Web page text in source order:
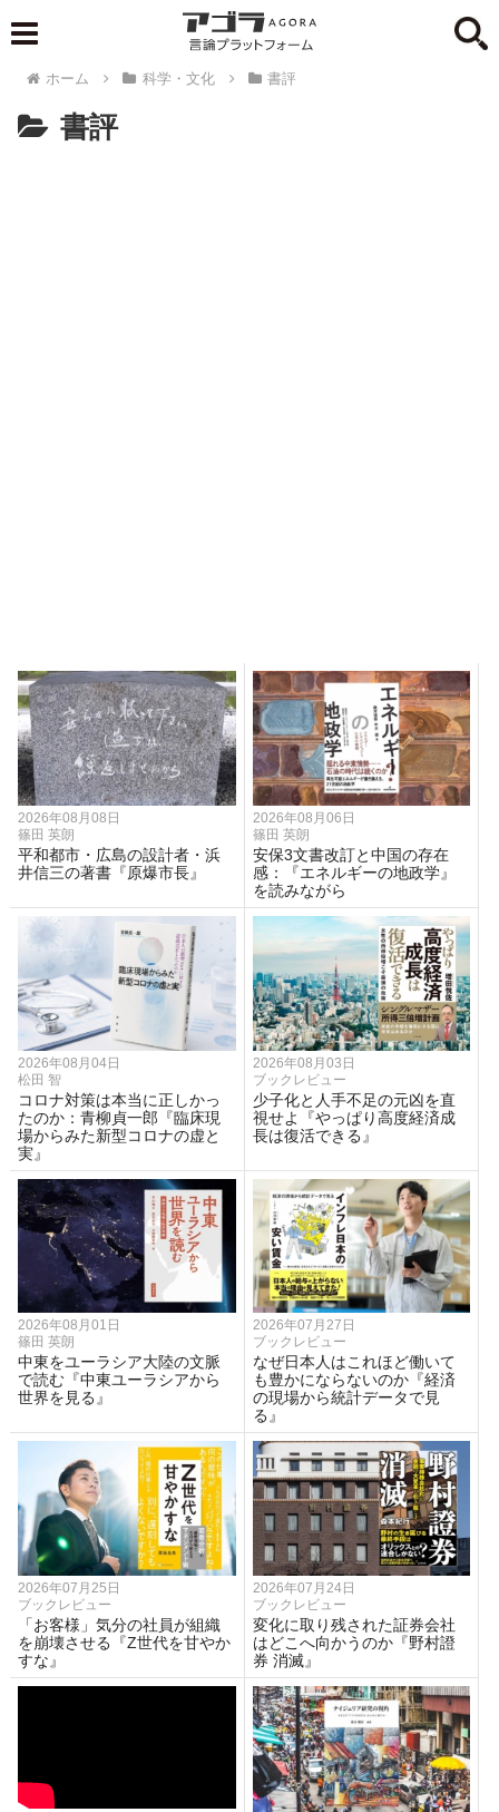
ホーム 科学・文化 書評
書評
2026年08月08日
篠田 英朗
平和都市・広島の設計者・浜
井信三の著書『原爆市長』
2026年08月06日
篠田 英朗
安保3文書改訂と中国の存在
感：『エネルギーの地政学』
を読みながら
2026年08月04日
松田 智
コロナ対策は本当に正しかっ
たのか：青柳貞一郎『臨床現
場からみた新型コロナの虚と
実』
2026年08月03日
ブックレビュー
少子化と人手不足の元凶を直
視せよ『やっぱり高度経済成
長は復活できる』
2026年08月01日
篠田 英朗
中東をユーラシア大陸の文脈
で読む『中東ユーラシアから
世界を見る』
2026年07月27日
ブックレビュー
なぜ日本人はこれほど働いて
も豊かにならないのか『経済
の現場から統計データで見
る』
2026年07月25日
ブックレビュー
「お客様」気分の社員が組織
を崩壊させる『Z世代を甘やか
すな』
2026年07月24日
ブックレビュー
変化に取り残された証券会社
はどこへ向かうのか『野村證
券 消滅』